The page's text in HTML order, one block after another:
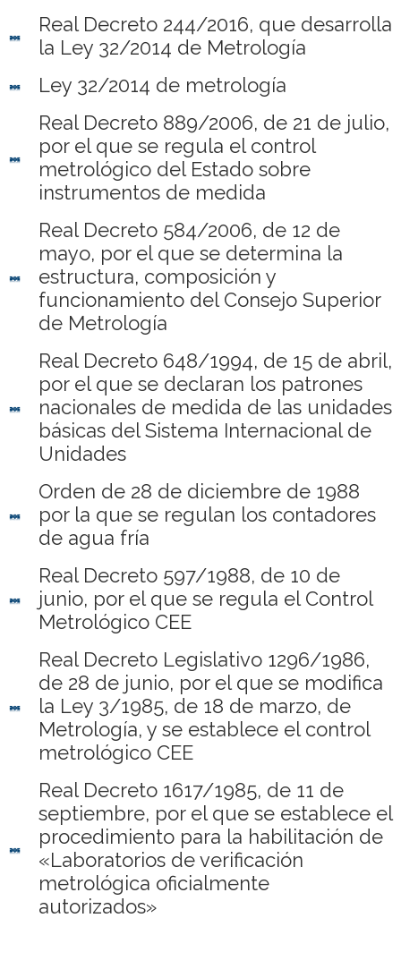
Real Decreto 244/2016, que desarrolla
la Ley 32/2014 de Metrología
Ley 32/2014 de metrología
Real Decreto 889/2006, de 21 de julio,
por el que se regula el control
metrológico del Estado sobre
instrumentos de medida
Real Decreto 584/2006, de 12 de
mayo, por el que se determina la
estructura, composición y
funcionamiento del Consejo Superior
de Metrología
Real Decreto 648/1994, de 15 de abril,
por el que se declaran los patrones
nacionales de medida de las unidades
básicas del Sistema Internacional de
Unidades
Orden de 28 de diciembre de 1988
por la que se regulan los contadores
de agua fría
Real Decreto 597/1988, de 10 de
junio, por el que se regula el Control
Metrológico CEE
Real Decreto Legislativo 1296/1986,
de 28 de junio, por el que se modifica
la Ley 3/1985, de 18 de marzo, de
Metrología, y se establece el control
metrológico CEE
Real Decreto 1617/1985, de 11 de
septiembre, por el que se establece el
procedimiento para la habilitación de
«Laboratorios de verificación
metrológica oficialmente
autorizados»